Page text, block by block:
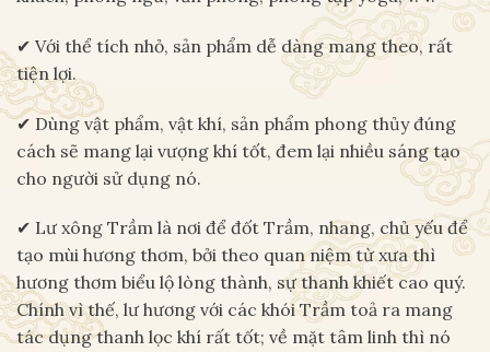
✔ Với thể tích nhỏ, sản phẩm dễ dàng mang theo, rất
tiện lợi.
✔ Dùng vật phẩm, vật khí, sản phẩm phong thủy đúng
cách sẽ mang lại vượng khí tốt, đem lại nhiều sáng tạo
cho người sử dụng nó.
✔ Lư xông Trầm là nơi để đốt Trầm, nhang, chủ yếu để
tạo mùi hương thơm, bởi theo quan niệm từ xưa thì
hương thơm biểu lộ lòng thành, sự thanh khiết cao quý.
Chính vì thế, lư hương với các khói Trầm toả ra mang
tác dụng thanh lọc khí rất tốt; về mặt tâm linh thì nó